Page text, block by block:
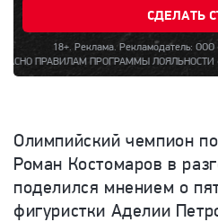
СДЕЛАТЬ
18+. Реклама. Рекламодатель:
ПРОГРАММЫ ЛОЯЛЬНОСТИ
Олимпийский чемпион
Роман Костомаров в
поделился мнением о
фигуристки Аделии